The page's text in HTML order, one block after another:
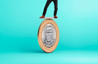
Educación financiera
Finanzas para jóvenes
Control de deudas 30
Finanzas familiares 25